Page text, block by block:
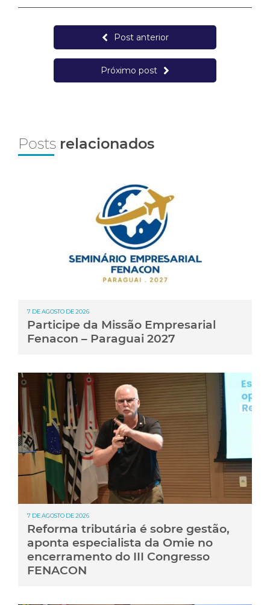
Post anterior
Próximo post
Posts relacionados
7 DE AGOSTO DE 2026
Participe da Missão Empresarial
Fenacon – Paraguai 2027
7 DE AGOSTO DE 2026
Reforma tributária é sobre gestão,
aponta especialista da Omie no
encerramento do III Congresso
FENACON